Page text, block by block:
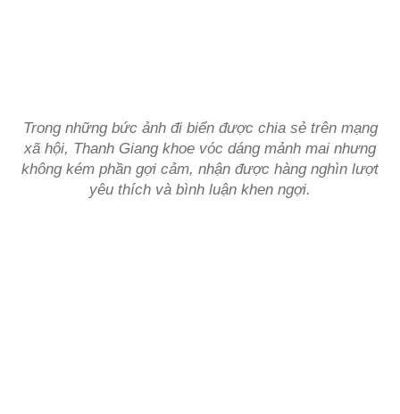
Trong những bức ảnh đi biển được chia sẻ trên mạng
xã hội, Thanh Giang khoe vóc dáng mảnh mai nhưng
không kém phần gợi cảm, nhận được hàng nghìn lượt
yêu thích và bình luận khen ngợi.